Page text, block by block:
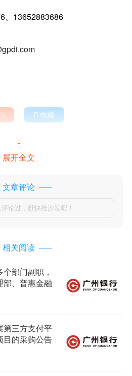
、13652883686
)  收藏

展开全文
文章评论
论过，赶快抢沙发吧！
相关阅读
个部门副职，
部、普惠金融
第三方支付平
目的采购公告